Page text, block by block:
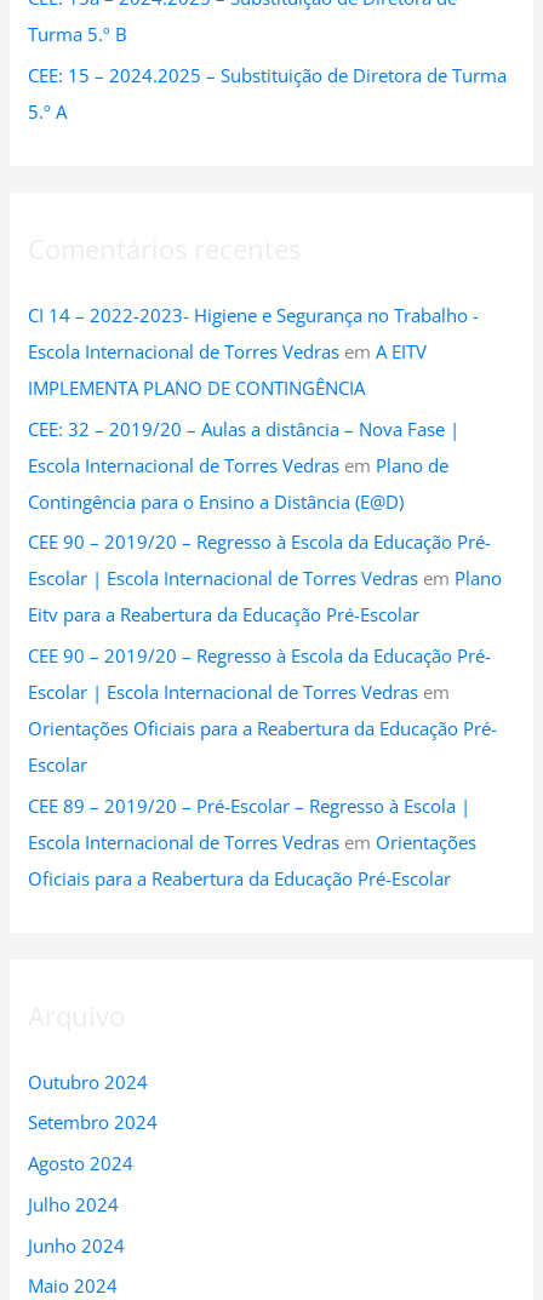
Turma 5.º B
CEE: 15 – 2024.2025 – Substituição de Diretora de Turma
5.º A
CI 14 – 2022-2023- Higiene e Segurança no Trabalho -
Escola Internacional de Torres Vedras emA EITV
IMPLEMENTA PLANO DE CONTINGÊNCIA
CEE: 32 – 2019/20 – Aulas a distância – Nova Fase |
Escola Internacional de Torres Vedras em Plano de
Contingência para o Ensino a Distância (E@D)
CEE 90 – 2019/20 – Regresso à Escola da Educação Pré-
Escolar | Escola Internacional de Torres Vedras em Plano
Eitv para a Reabertura da Educação Pré-Escolar
CEE 90 – 2019/20 – Regresso à Escola da Educação Pré-
Escolar | Escola Internacional de Torres Vedras em
Orientações Oficiais para a Reabertura da Educação Pré-
Escolar
CEE 89 – 2019/20 – Pré-Escolar – Regresso à Escola |
Escola Internacional de Torres Vedras em Orientações
Oficiais para a Reabertura da Educação Pré-Escolar
Outubro 2024
Setembro 2024
Agosto 2024
Julho 2024
Junho 2024
Maio 2024